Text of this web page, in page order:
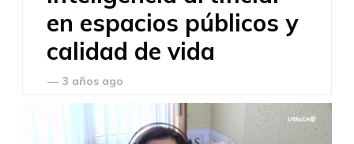
en espacios públicos y
calidad de vida
— 3 años ago